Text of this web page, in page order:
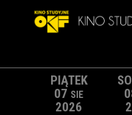
PIĄTEK
07 SIE
2026